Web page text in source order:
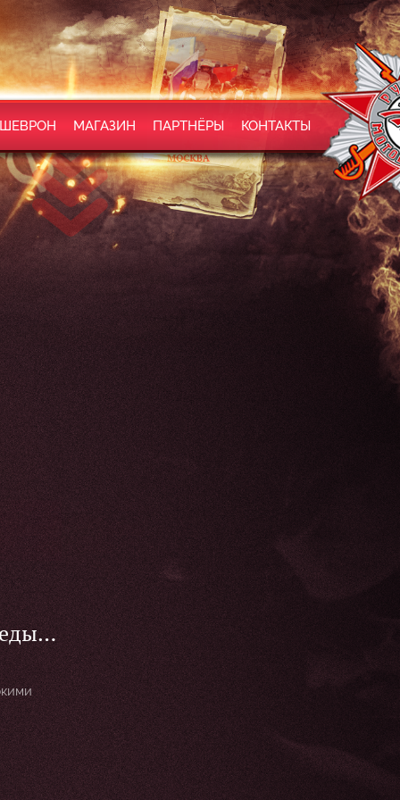
МАГАЗИН ПАРТНЁРЫ КОНТАКТЫ